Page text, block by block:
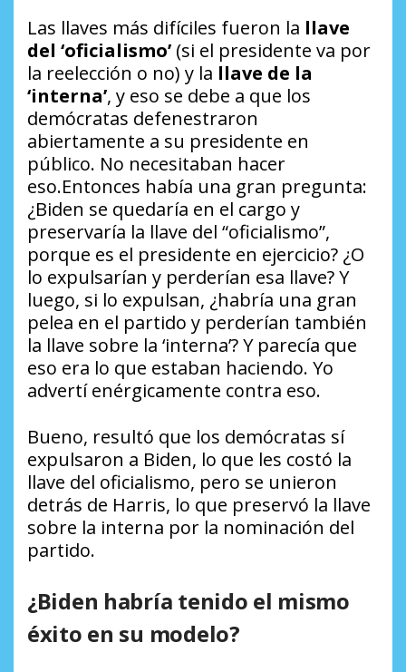
Las llaves más difíciles fueron la llave
del ‘oficialismo’ (si el presidente va por
la reelección o no) y la llave de la
‘interna’, y eso se debe a que los
demócratas defenestraron
abiertamente a su presidente en
público. No necesitaban hacer
eso.Entonces había una gran pregunta:
¿Biden se quedaría en el cargo y
preservaría la llave del “oficialismo”,
porque es el presidente en ejercicio? ¿O
lo expulsarían y perderían esa llave? Y
luego, si lo expulsan, ¿habría una gran
pelea en el partido y perderían también
la llave sobre la ‘interna’? Y parecía que
eso era lo que estaban haciendo. Yo
advertí enérgicamente contra eso.
Bueno, resultó que los demócratas sí
expulsaron a Biden, lo que les costó la
llave del oficialismo, pero se unieron
detrás de Harris, lo que preservó la llave
sobre la interna por la nominación del
partido.
¿Biden habría tenido el mismo
éxito en su modelo?